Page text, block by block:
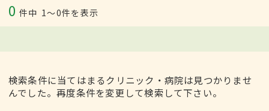
0 件中 1〜0件を表示
検索条件に当てはまるクリニック・病院は見つかりませ
んでした。再度条件を変更して検索して下さい。